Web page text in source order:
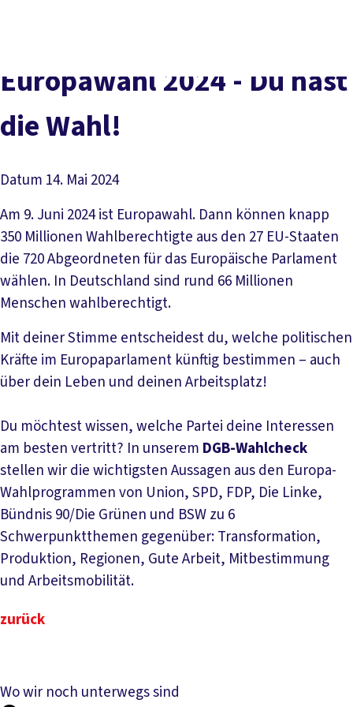
Service
Mitmachen
Europawahl 2024 - Du hast
die Wahl!
Datum 14. Mai 2024
Am 9. Juni 2024 ist Europawahl. Dann können knapp
350 Millionen Wahlberechtigte aus den 27 EU-Staaten
die 720 Abgeordneten für das Europäische Parlament
wählen. In Deutschland sind rund 66 Millionen
Menschen wahlberechtigt.
Mit deiner Stimme entscheidest du, welche politischen
Kräfte im Europaparlament künftig bestimmen – auch
über dein Leben und deinen Arbeitsplatz!
Du möchtest wissen, welche Partei deine Interessen
am besten vertritt? In unserem DGB-Wahlcheck
stellen wir die wichtigsten Aussagen aus den Europa-
Wahlprogrammen von Union, SPD, FDP, Die Linke,
Bündnis 90/Die Grünen und BSW zu 6
Schwerpunktthemen gegenüber: Transformation,
Produktion, Regionen, Gute Arbeit, Mitbestimmung
und Arbeitsmobilität.
zurück
Wo wir noch unterwegs sind